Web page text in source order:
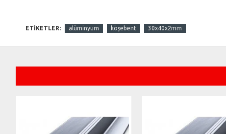
ETIKETLER: alüminyum köşebent 30x40x2mm